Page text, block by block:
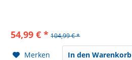
54,99 € * 104,99 € *
Merken In den Warenkorb